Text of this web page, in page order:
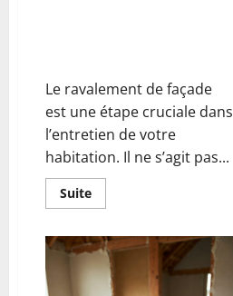
Le ravalement de façade
est une étape cruciale dans
l’entretien de votre
habitation. Il ne s’agit pas...
SuiteEn
savoir
Ravalement
de
façade